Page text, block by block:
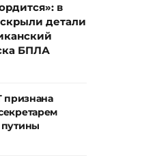
в
детали
БПЛА
признана
путины